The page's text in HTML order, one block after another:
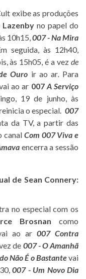
exibe as produções
no papel do
10h15,007 - Na Mira
seguida, às 12h40,
às 15h05, é a vezde
Ouro ir ao ar.Para
ao ar 007A Serviço
19 de junho, às
o especial. 007
da TV, a partir das
canal Com 007 Viva e
encerra a sessão
de Sean Connery:
no especial com os
Brosnan como
ao ar007 Contra
de 007 - O Amanhã
Não É o Bastantevai
007 - Um Novo Dia